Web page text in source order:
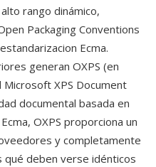
rango dinámico,
Packaging Conventions
Ecma.
generan OXPS (en
Microsoft XPS Document
documental basada en
OXPS proporciona un
y completamente
deben verse idénticos